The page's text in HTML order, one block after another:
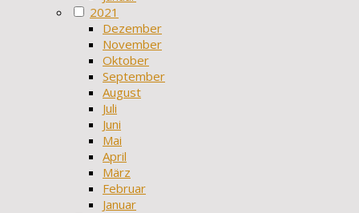
2021
Dezember
November
Oktober
September
August
Juli
Juni
Mai
April
März
Februar
Januar